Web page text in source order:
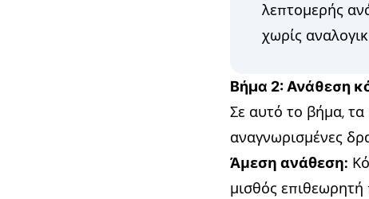
λεπτομερής
χωρίς
Βήμα 2: Ανάθεση
Σε αυτό το βήμα, τα
αναγνωρισμένες
Άμεση ανάθεση:
μισθός επιθεωρητή